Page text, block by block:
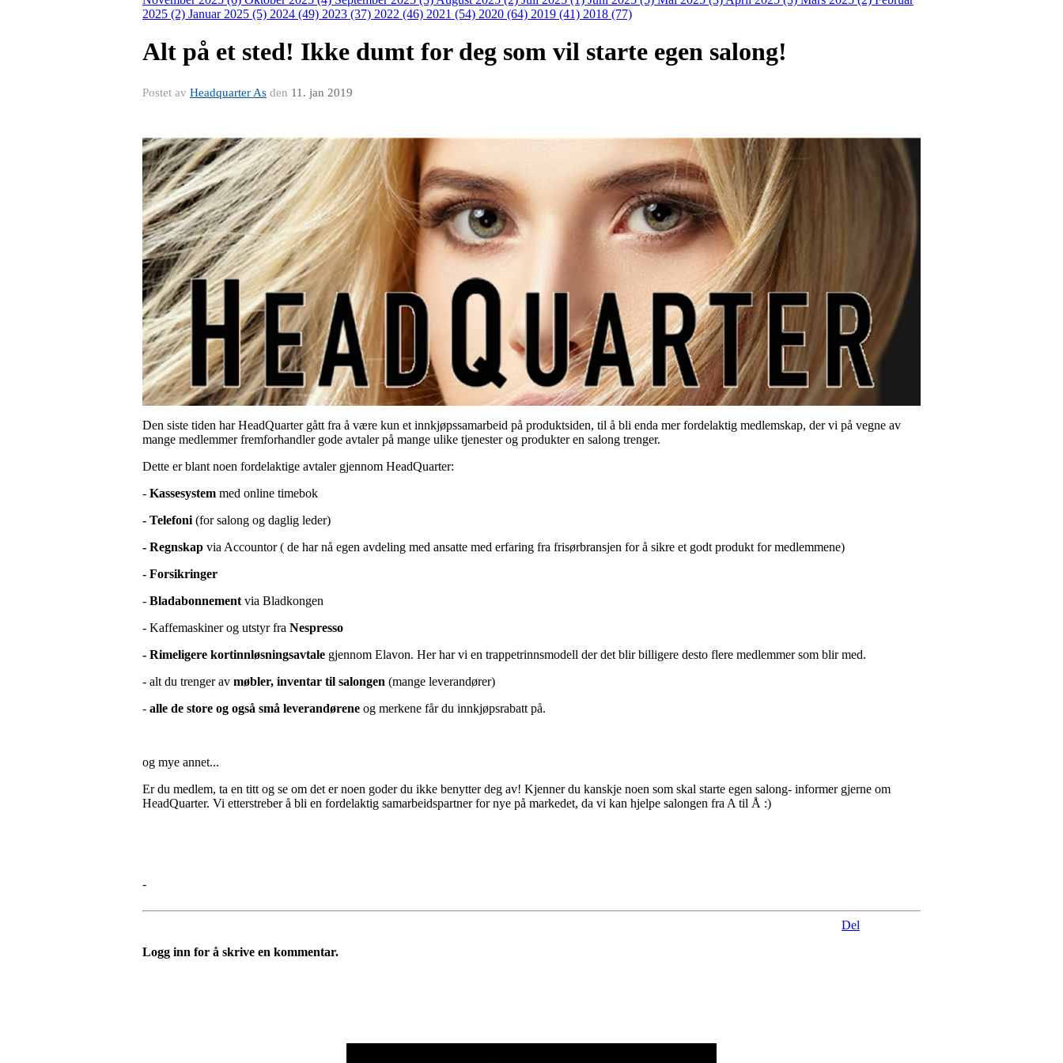
2025 (2) Januar 2025 (5) 2024 (49) 2023 (37) 2022 (46) 2021 (54) 2020 (64) 2019 (41) 2018 (77)
Alt på et sted! Ikke dumt for deg som vil starte egen salong!
Postet av Headquarter As den 11. jan 2019
Den siste tiden har HeadQuarter gått fra å være kun et innkjøpssamarbeid på produktsiden, til å bli enda mer fordelaktig medlemskap, der vi på vegne av
mange medlemmer fremforhandler gode avtaler på mange ulike tjenester og produkter en salong trenger.
Dette er blant noen fordelaktige avtaler gjennom HeadQuarter:
- Kassesystem med online timebok
- Telefoni (for salong og daglig leder)
- Regnskap via Accountor ( de har nå egen avdeling med ansatte med erfaring fra frisørbransjen for å sikre et godt produkt for medlemmene)
- Forsikringer
- Bladabonnement via Bladkongen
- Kaffemaskiner og utstyr fra Nespresso
- Rimeligere kortinnløsningsavtale gjennom Elavon. Her har vi en trappetrinnsmodell der det blir billigere desto flere medlemmer som blir med.
- alt du trenger av møbler, inventar til salongen (mange leverandører)
- alle de store og også små leverandørene og merkene får du innkjøpsrabatt på.
og mye annet...
Er du medlem, ta en titt og se om det er noen goder du ikke benytter deg av! Kjenner du kanskje noen som skal starte egen salong- informer gjerne om
HeadQuarter. Vi etterstreber å bli en fordelaktig samarbeidspartner for nye på markedet, da vi kan hjelpe salongen fra A til Å :)
-
Del
Logg inn for å skrive en kommentar.